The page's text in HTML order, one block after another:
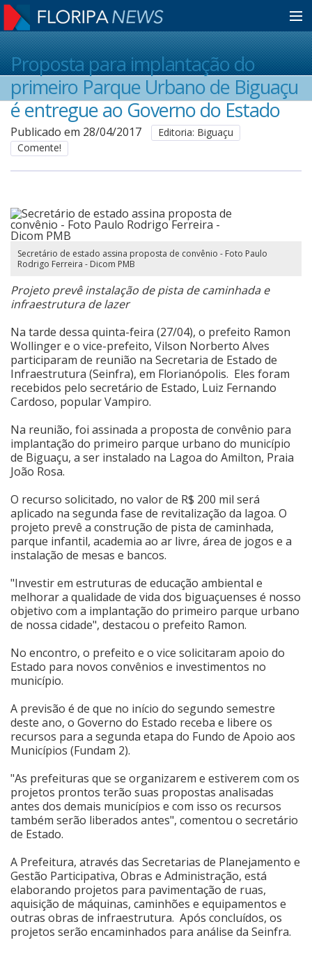
Home
Notícias
Colunistas
Guia de Serviços
Anuncie
Cinema
Agenda Cultural
Anuncie
Fale Conosco
Proposta para implantação do
primeiro Parque Urbano de Biguaçu
é entregue ao Governo do Estado
Publicado em 28/04/2017
Editoria: Biguaçu
Comente!
Secretário de estado assina proposta de convênio - Foto Paulo
Rodrigo Ferreira - Dicom PMB
Projeto prevê instalação de pista de caminhada e
infraestrutura de lazer
Na tarde dessa quinta-feira (27/04), o prefeito Ramon
Wollinger e o vice-prefeito, Vilson Norberto Alves
participaram de reunião na Secretaria de Estado de
Infraestrutura (Seinfra), em Florianópolis. Eles foram
recebidos pelo secretário de Estado, Luiz Fernando
Cardoso, popular Vampiro.
Na reunião, foi assinada a proposta de convênio para
implantação do primeiro parque urbano do município
de Biguaçu, a ser instalado na Lagoa do Amilton, Praia
João Rosa.
O recurso solicitado, no valor de R$ 200 mil será
aplicado na segunda fase de revitalização da lagoa. O
projeto prevê a construção de pista de caminhada,
parque infantil, academia ao ar livre, área de jogos e a
instalação de mesas e bancos.
"Investir em estruturas de educação ambiental e
melhorar a qualidade de vida dos biguaçuenses é nosso
objetivo com a implantação do primeiro parque urbano
de nossa cidade", destacou o prefeito Ramon.
No encontro, o prefeito e o vice solicitaram apoio do
Estado para novos convênios e investimentos no
município.
A previsão é de que no início do segundo semestre
deste ano, o Governo do Estado receba e libere os
recursos para a segunda etapa do Fundo de Apoio aos
Municípios (Fundam 2).
"As prefeituras que se organizarem e estiverem com os
projetos prontos terão suas propostas analisadas
antes dos demais municípios e com isso os recursos
também serão liberados antes", comentou o secretário
de Estado.
A Prefeitura, através das Secretarias de Planejamento e
Gestão Participativa, Obras e Administração, está
elaborando projetos para pavimentação de ruas,
aquisição de máquinas, caminhões e equipamentos e
outras obras de infraestrutura. Após concluídos, os
projetos serão encaminhados para análise da Seinfra.